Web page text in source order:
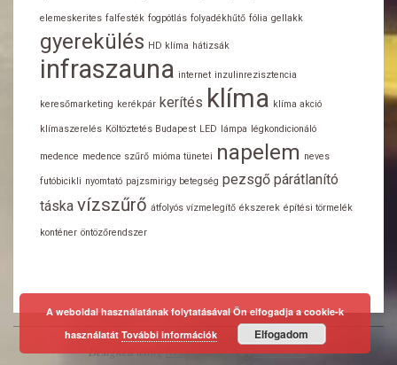
elemeskerites falfesték fogpótlás folyadékhűtő fólia gellakk
gyerekülés HD klíma hátizsák
infraszauna internet inzulinrezisztencia
keresőmarketing kerékpár kerítés klíma klíma akció
klímaszerelés Költöztetés Budapest LED lámpa légkondicionáló
medence medence szűrő mióma tünetei napelem neves
futóbicikli nyomtató pajzsmirigy betegség pezsgő párátlanító
táska vízszűrő átfolyós vízmelegítő ékszerek építési törmelék
konténer öntözőrendszer
Designed usingNeux. Powered byWordPress.
A weboldal használatának folytatásával Ön elfogadja a cookie-k
használatát További információk Elfogadom